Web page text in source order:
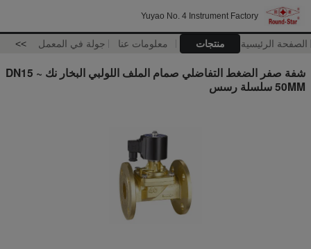
Yuyao No. 4 Instrument Factory
الصفحة الرئيسية منتجات معلومات عنا جولة في المعمل >>
شفة صفر الضغط التفاضلي صمام الملف اللولبي البخار نك DN15 ~
50MM سلسلة رسس